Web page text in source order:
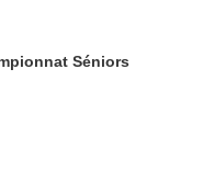
Séniors